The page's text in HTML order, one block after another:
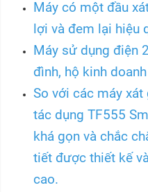
Máy có một đầu
lợi và đem lại hiệu
Máy sử dụng điện
đình, hộ kinh
So với các máy xát
tác dụng TF555
khá gọn và chắc
tiết được thiết kế
cao.